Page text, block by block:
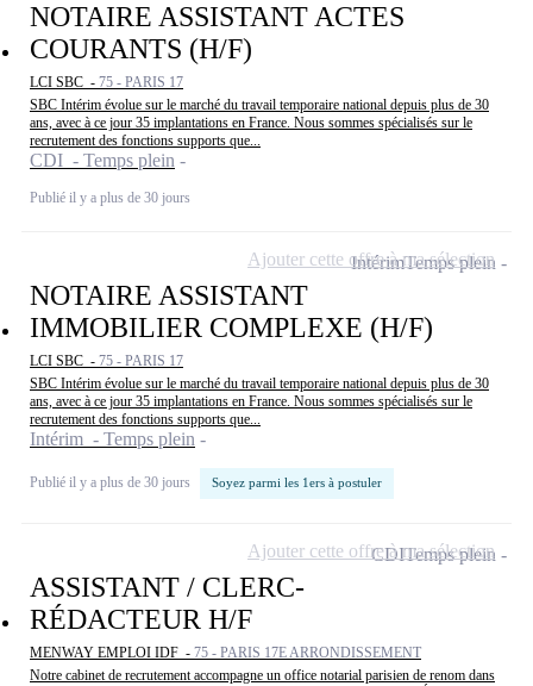
NOTAIRE ASSISTANT ACTES
COURANTS (H/F)
LCI SBC - 75 - PARIS 17
SBC Intérim évolue sur le marché du travail temporaire national depuis plus de 30
ans, avec à ce jour 35 implantations en France. Nous sommes spécialisés sur le
recrutement des fonctions supports que...
CDI - Temps plein
Publié il y a plus de 30 jours
NOTAIRE ASSISTANT
IMMOBILIER COMPLEXE (H/F)
LCI SBC - 75 - PARIS 17
SBC Intérim évolue sur le marché du travail temporaire national depuis plus de 30
ans, avec à ce jour 35 implantations en France. Nous sommes spécialisés sur le
recrutement des fonctions supports que...
Intérim - Temps plein
Publié il y a plus de 30 jours Soyez parmi les 1ers à postuler
IntérimTemps plein
Ajouter cette offre à ma sélection
ASSISTANT / CLERC-
RÉDACTEUR H/F
MENWAY EMPLOI IDF - 75 - PARIS 17E ARRONDISSEMENT
Notre cabinet de recrutement accompagne un office notarial parisien de renom dans
CDITemps plein
Ajouter cette offre à ma sélection